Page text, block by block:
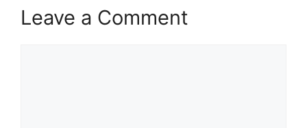
Leave a Comment